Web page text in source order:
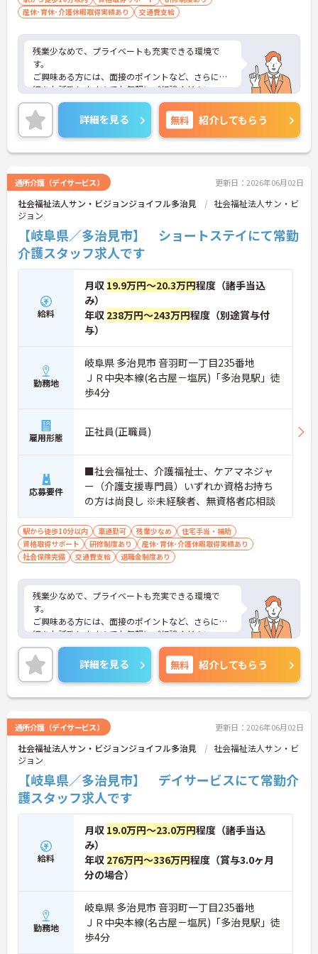
産休･育休･介護休暇取得実績あり
交通費支給
残業少なめで、プライベートも充実できる環境で
す。
ご興味ある方には、面接のポイントなど、さらに詳
細をお話致しますのでお気軽にご相談ください。
詳細を見る 無料 紹介してもらう
通所介護（デイサービス） 更新日：2026年06月02日
社会福祉法人サン・ビジョンジョイフル多治見
社会福祉法人サン・ビ
ジョン
【岐阜県／多治見市】 ショートステイにて常勤
介護スタッフ求人です
給料
月収 19.9万円～20.3万円程度（諸手当込
み）
年収 238万円～243万円程度（別途賞与付
与）
勤務地
岐阜県 多治見市 音羽町一丁目235番地
ＪＲ中央本線(名古屋－塩尻)「多治見駅」徒
歩4分
雇用形態 正社員(正職員)
応募要件
■社会福祉士、介護福祉士、ケアマネジャ
ー（介護支援専門員）いずれか資格お持ち
の方は尚良し ※未経験者、無資格者応相談
駅から徒歩10分以内 車通勤可 残業少なめ
住宅手当・補助
資格取得サポート
研修制度あり
産休･育休･介護休暇取得実績あり
社会保険完備
交通費支給 退職金制度あり
残業少なめで、プライベートも充実できる環境で
す。
ご興味ある方には、面接のポイントなど、さらに詳
細をお話致しますのでお気軽にご相談ください。
詳細を見る 無料 紹介してもらう
通所介護（デイサービス） 更新日：2026年06月02日
社会福祉法人サン・ビジョンジョイフル多治見
社会福祉法人サン・ビ
ジョン
【岐阜県／多治見市】 デイサービスにて常勤介
護スタッフ求人です
給料
月収 19.0万円～23.0万円程度（諸手当込
み）
年収 276万円～336万円程度（賞与3.0ヶ月
分の場合）
勤務地
岐阜県 多治見市 音羽町一丁目235番地
ＪＲ中央本線(名古屋－塩尻)「多治見駅」徒
歩4分